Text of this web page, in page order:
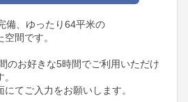
備、ゆったり64平米の
間です。
のお好きな5時間でご利用いただけ
てご入力をお願いします。